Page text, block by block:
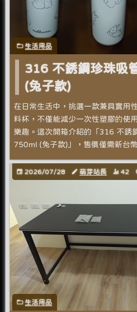
生活用品
316 不銹鋼珍珠吸
(兔子款)
在日常生活中，挑選一款兼具實用
料杯，不僅能減少一次性塑膠的使
樂趣。這次開箱介紹的「316 不銹
750ml (兔子款)」，售價僅需新台
2026/07/28 萌芽站長 42
生活用品